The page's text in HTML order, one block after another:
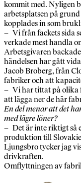
kommit med. Nyligen
arbetsplatsen på
kopplades in som
– Vi från fackets sida
verkade mest handla
Arbetsgivaren
händelsen har gått
Jacob Broberg, från
fabriker och att
– Vi har tittat på olika
att lägga ner de här
En del menar att det
med lägre löner?
– Det är inte riktigt så
produktion till
Ljungsbro tycker jag
drivkraften.
Omflyttningen av